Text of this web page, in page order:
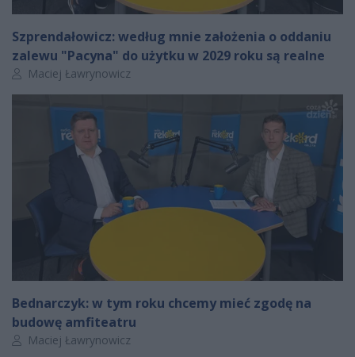
Szprendałowicz: według mnie założenia o oddaniu
zalewu "Pacyna" do użytku w 2029 roku są realne
Autor artykułu:
Maciej Ławrynowicz
Bednarczyk: w tym roku chcemy mieć zgodę na
budowę amfiteatru
Autor artykułu:
Maciej Ławrynowicz